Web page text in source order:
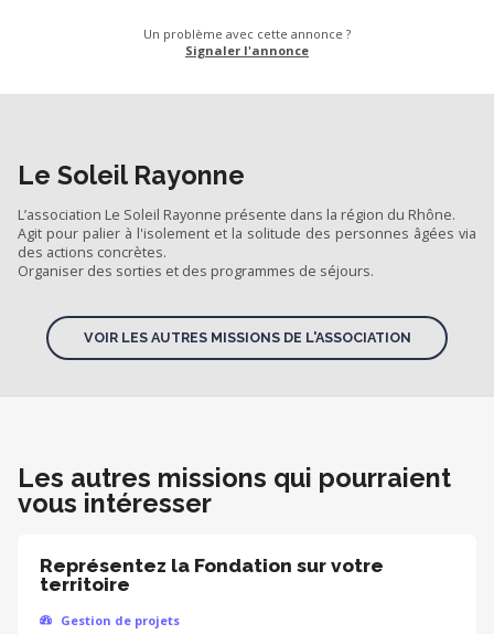
Un problème avec cette annonce ?
Signaler l'annonce
Le Soleil Rayonne
L’association Le Soleil Rayonne présente dans la région du Rhône.
Agit pour palier à l'isolement et la solitude des personnes âgées via
des actions concrètes.
Organiser des sorties et des programmes de séjours.
VOIR LES AUTRES MISSIONS DE L'ASSOCIATION
Les autres missions qui pourraient
vous intéresser
Représentez la Fondation sur votre
territoire
Gestion de projets